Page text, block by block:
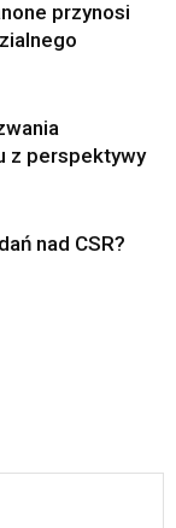
przynosi
z perspektywy
nad CSR?